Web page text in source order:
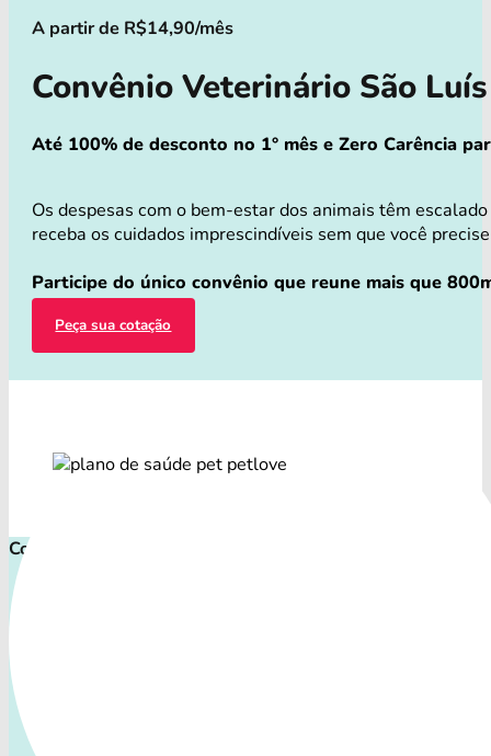
A partir de R$14,90/mês
Convênio Veterinário São
Até 100% de desconto no 1° mês e Zero Carência
Os despesas com o bem-estar dos animais têm
receba os cuidados imprescindíveis sem que você
Participe do único convênio que reune mais que
Peça sua cotação
Comece cuidar ainda hoje!